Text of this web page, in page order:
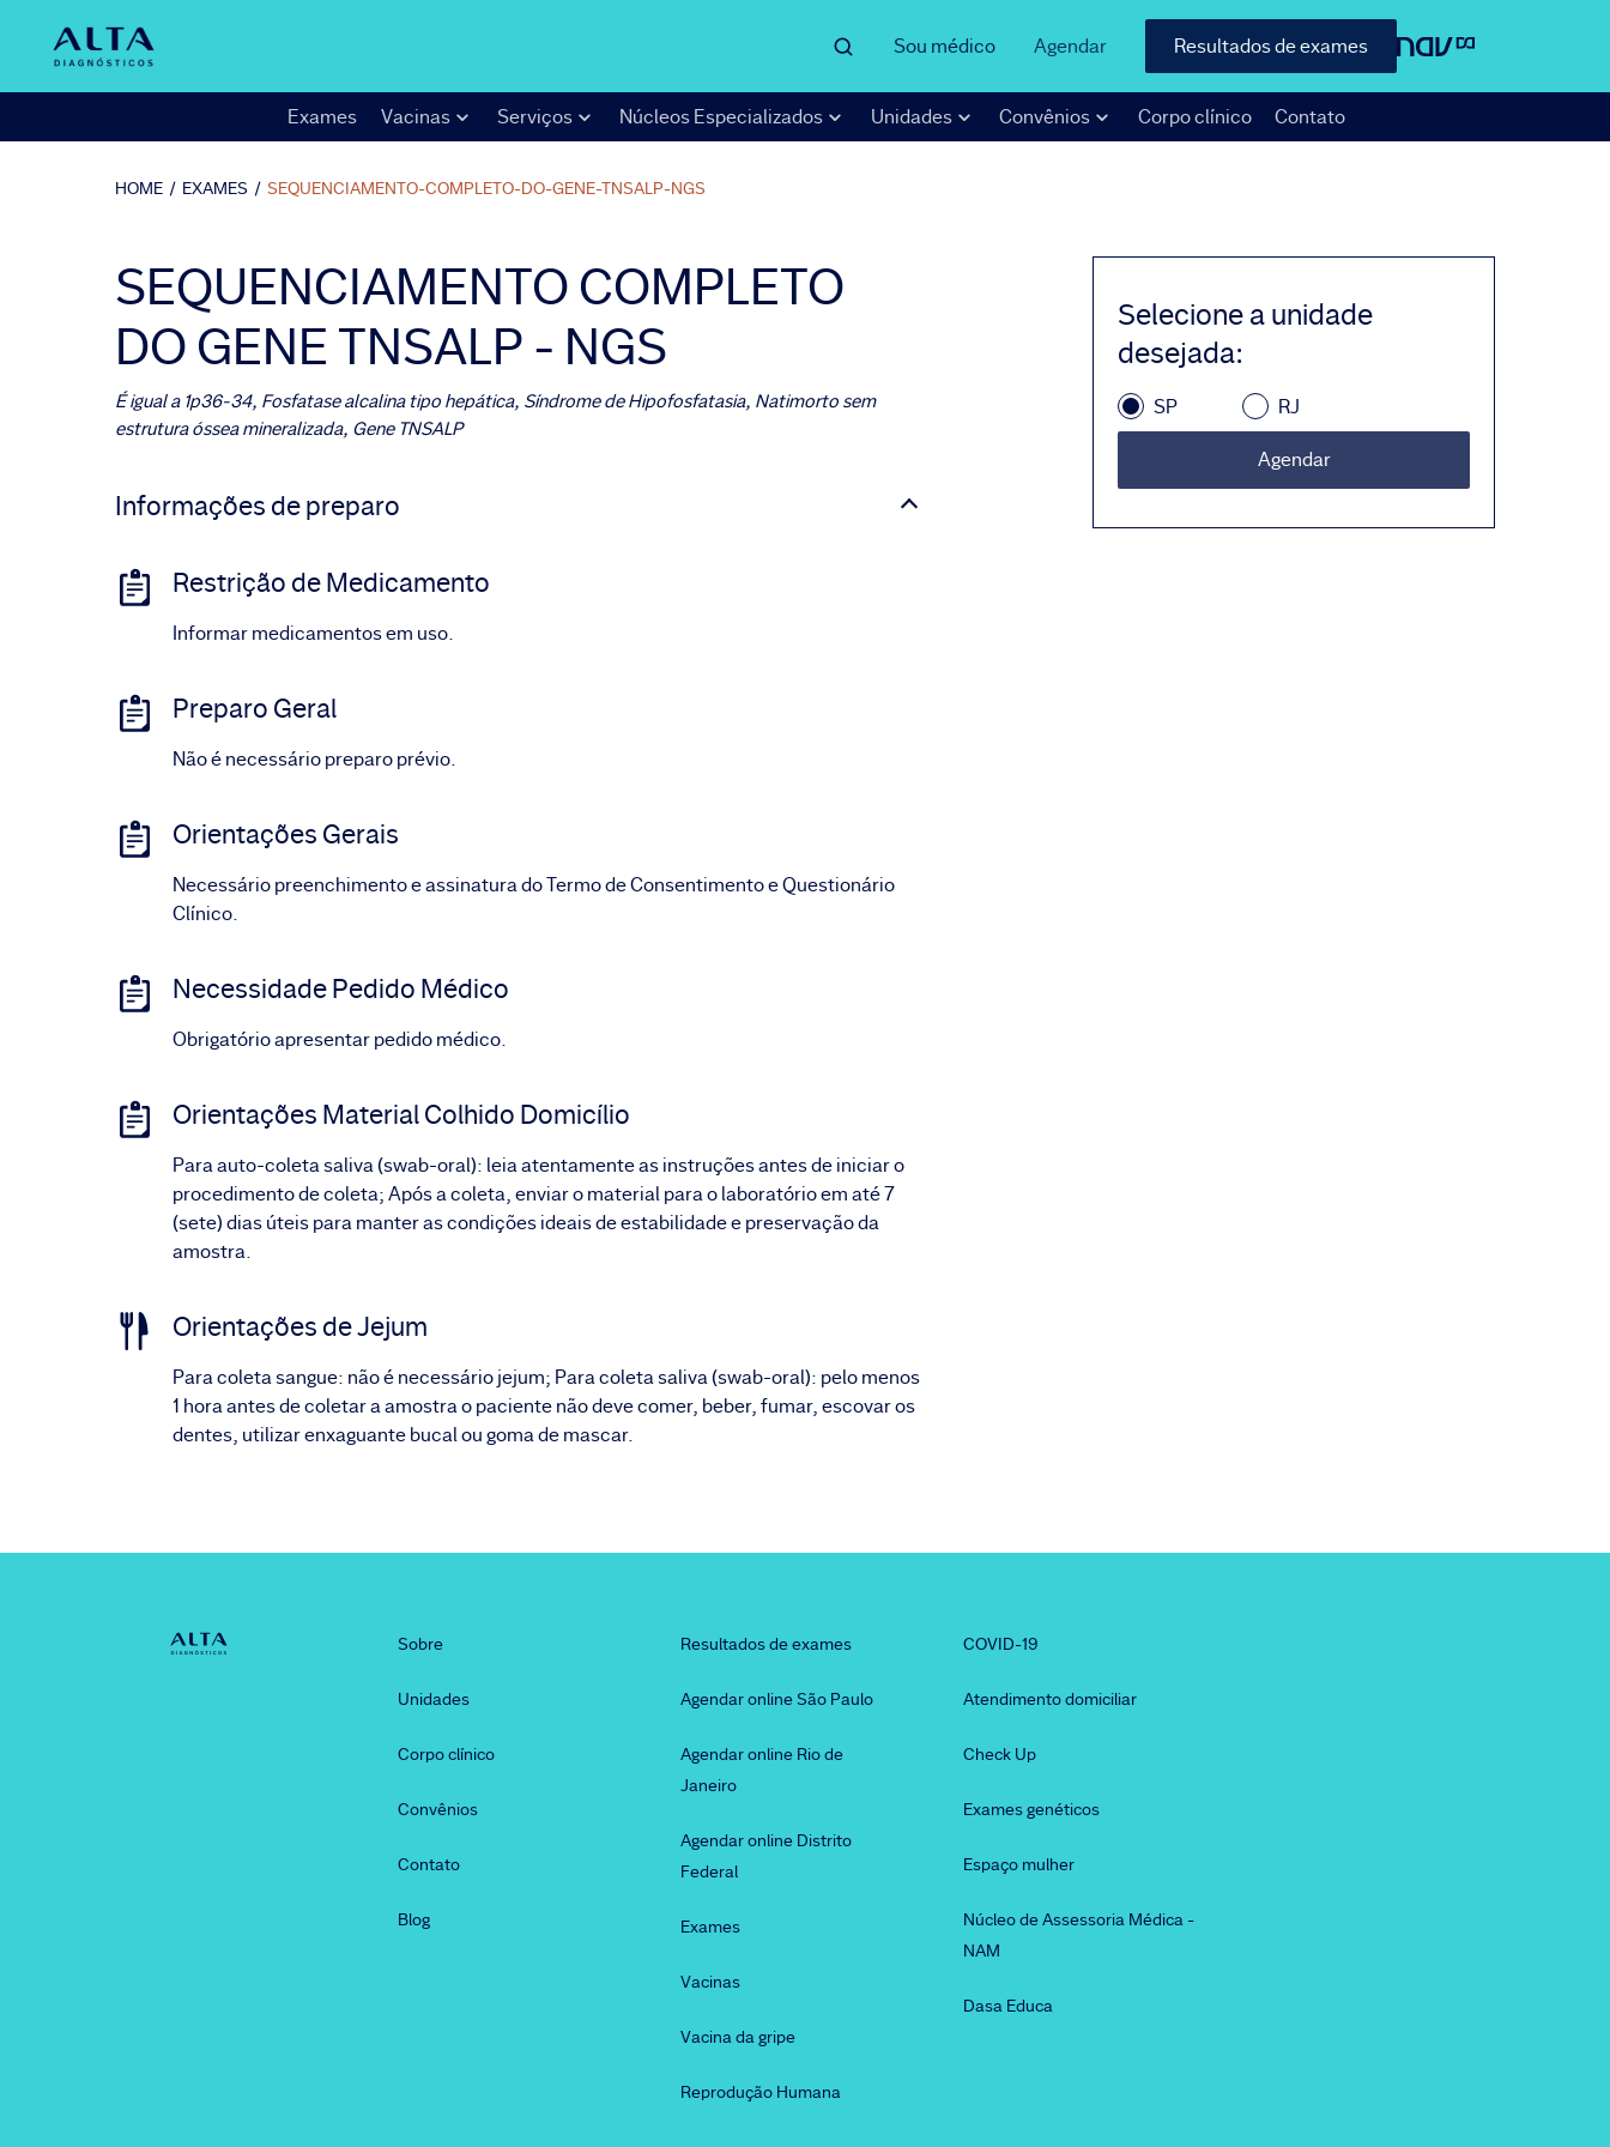
Sou médico Agendar Resultados de exames
Exames Vacinas Serviços Núcleos Especializados Unidades Convênios Corpo clínico Contato
HOME / EXAMES / SEQUENCIAMENTO-COMPLETO-DO-GENE-TNSALP-NGS
SEQUENCIAMENTO COMPLETO
DO GENE TNSALP - NGS
É igual a 1p36-34, Fosfatase alcalina tipo hepática, Síndrome de Hipofosfatasia, Natimorto sem
estrutura óssea mineralizada, Gene TNSALP
Informações de preparo
Restrição de Medicamento
Informar medicamentos em uso.
Preparo Geral
Não é necessário preparo prévio.
Orientações Gerais
Necessário preenchimento e assinatura do Termo de Consentimento e Questionário
Clínico.
Necessidade Pedido Médico
Obrigatório apresentar pedido médico.
Orientações Material Colhido Domicílio
Para auto-coleta saliva (swab-oral): leia atentamente as instruções antes de iniciar o
procedimento de coleta; Após a coleta, enviar o material para o laboratório em até 7
(sete) dias úteis para manter as condições ideais de estabilidade e preservação da
amostra.
Orientações de Jejum
Para coleta sangue: não é necessário jejum; Para coleta saliva (swab-oral): pelo menos
1 hora antes de coletar a amostra o paciente não deve comer, beber, fumar, escovar os
dentes, utilizar enxaguante bucal ou goma de mascar.
Selecione a unidade
desejada:
SP RJ
Agendar
Sobre
Unidades
Corpo clínico
Convênios
Contato
Blog
Resultados de exames
Agendar online São Paulo
Agendar online Rio de
Janeiro
Agendar online Distrito
Federal
Exames
Vacinas
Vacina da gripe
Reprodução Humana
COVID-19
Atendimento domiciliar
Check Up
Exames genéticos
Espaço mulher
Núcleo de Assessoria Médica -
NAM
Dasa Educa